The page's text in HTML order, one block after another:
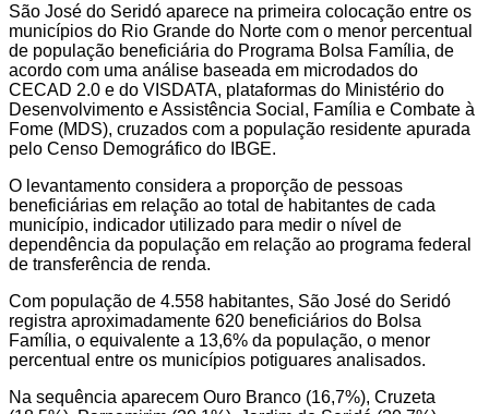
São José do Seridó aparece na primeira colocação entre os
municípios do Rio Grande do Norte com o menor percentual
de população beneficiária do Programa Bolsa Família, de
acordo com uma análise baseada em microdados do
CECAD 2.0 e do VISDATA, plataformas do Ministério do
Desenvolvimento e Assistência Social, Família e Combate à
Fome (MDS), cruzados com a população residente apurada
pelo Censo Demográfico do IBGE.
O levantamento considera a proporção de pessoas
beneficiárias em relação ao total de habitantes de cada
município, indicador utilizado para medir o nível de
dependência da população em relação ao programa federal
de transferência de renda.
Com população de 4.558 habitantes, São José do Seridó
registra aproximadamente 620 beneficiários do Bolsa
Família, o equivalente a 13,6% da população, o menor
percentual entre os municípios potiguares analisados.
Na sequência aparecem Ouro Branco (16,7%), Cruzeta